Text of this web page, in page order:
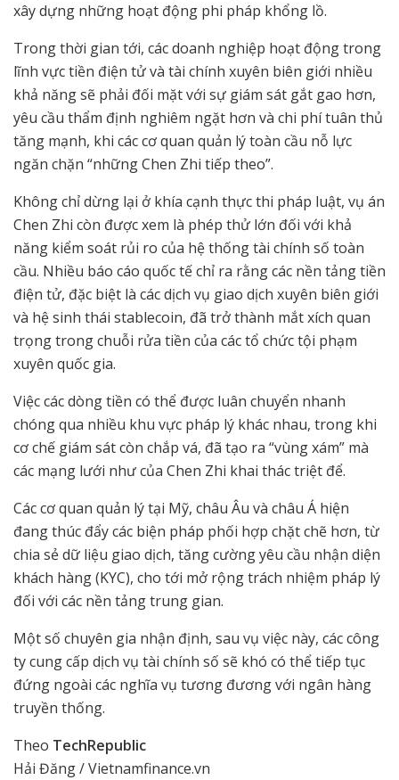
xây dựng những hoạt động phi pháp khổng lồ.
Trong thời gian tới, các doanh nghiệp hoạt động trong
lĩnh vực tiền điện tử và tài chính xuyên biên giới nhiều
khả năng sẽ phải đối mặt với sự giám sát gắt gao hơn,
yêu cầu thẩm định nghiêm ngặt hơn và chi phí tuân thủ
tăng mạnh, khi các cơ quan quản lý toàn cầu nỗ lực
ngăn chặn “những Chen Zhi tiếp theo”.
Không chỉ dừng lại ở khía cạnh thực thi pháp luật, vụ án
Chen Zhi còn được xem là phép thử lớn đối với khả
năng kiểm soát rủi ro của hệ thống tài chính số toàn
cầu. Nhiều báo cáo quốc tế chỉ ra rằng các nền tảng tiền
điện tử, đặc biệt là các dịch vụ giao dịch xuyên biên giới
và hệ sinh thái stablecoin, đã trở thành mắt xích quan
trọng trong chuỗi rửa tiền của các tổ chức tội phạm
xuyên quốc gia.
Việc các dòng tiền có thể được luân chuyển nhanh
chóng qua nhiều khu vực pháp lý khác nhau, trong khi
cơ chế giám sát còn chắp vá, đã tạo ra “vùng xám” mà
các mạng lưới như của Chen Zhi khai thác triệt để.
Các cơ quan quản lý tại Mỹ, châu Âu và châu Á hiện
đang thúc đẩy các biện pháp phối hợp chặt chẽ hơn, từ
chia sẻ dữ liệu giao dịch, tăng cường yêu cầu nhận diện
khách hàng (KYC), cho tới mở rộng trách nhiệm pháp lý
đối với các nền tảng trung gian.
Một số chuyên gia nhận định, sau vụ việc này, các công
ty cung cấp dịch vụ tài chính số sẽ khó có thể tiếp tục
đứng ngoài các nghĩa vụ tương đương với ngân hàng
truyền thống.
Theo TechRepublic
Hải Đăng / Vietnamfinance.vn